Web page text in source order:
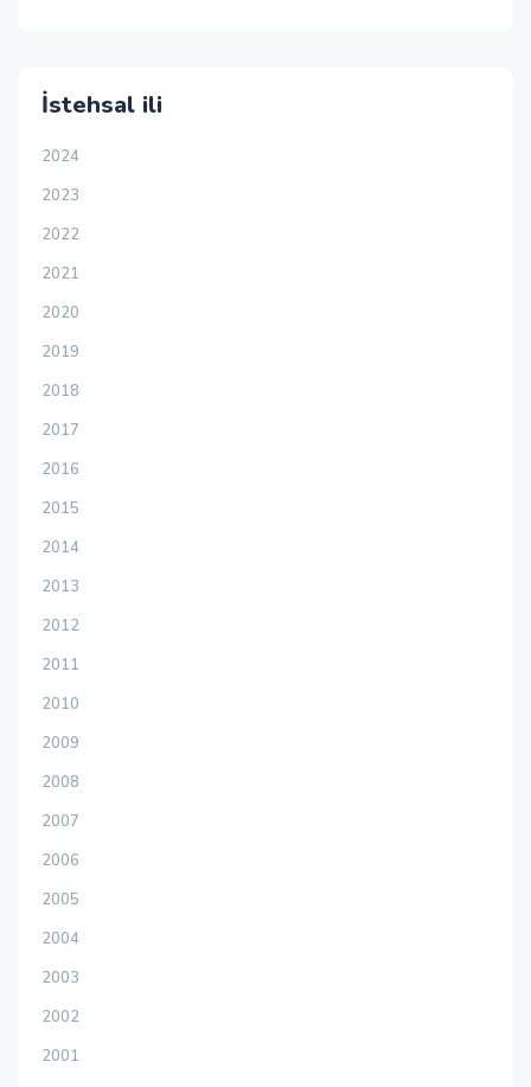
İstehsal ili
2024
2023
2022
2021
2020
2019
2018
2017
2016
2015
2014
2013
2012
2011
2010
2009
2008
2007
2006
2005
2004
2003
2002
2001